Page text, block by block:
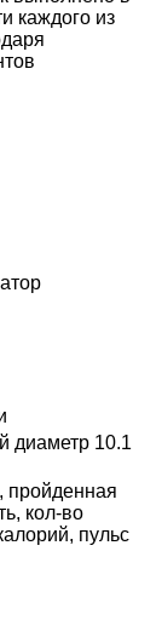
каждого из
диаметр 10.1
пройденная
кол-во
пульс